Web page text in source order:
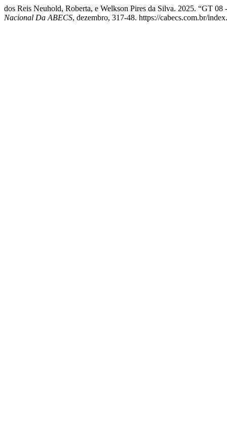
dos Reis Neuhold, Roberta, e Welkson Pires da Silva. 2025. “GT
Nacional Da ABECS, dezembro, 317-48. https://cabecs.com.br/